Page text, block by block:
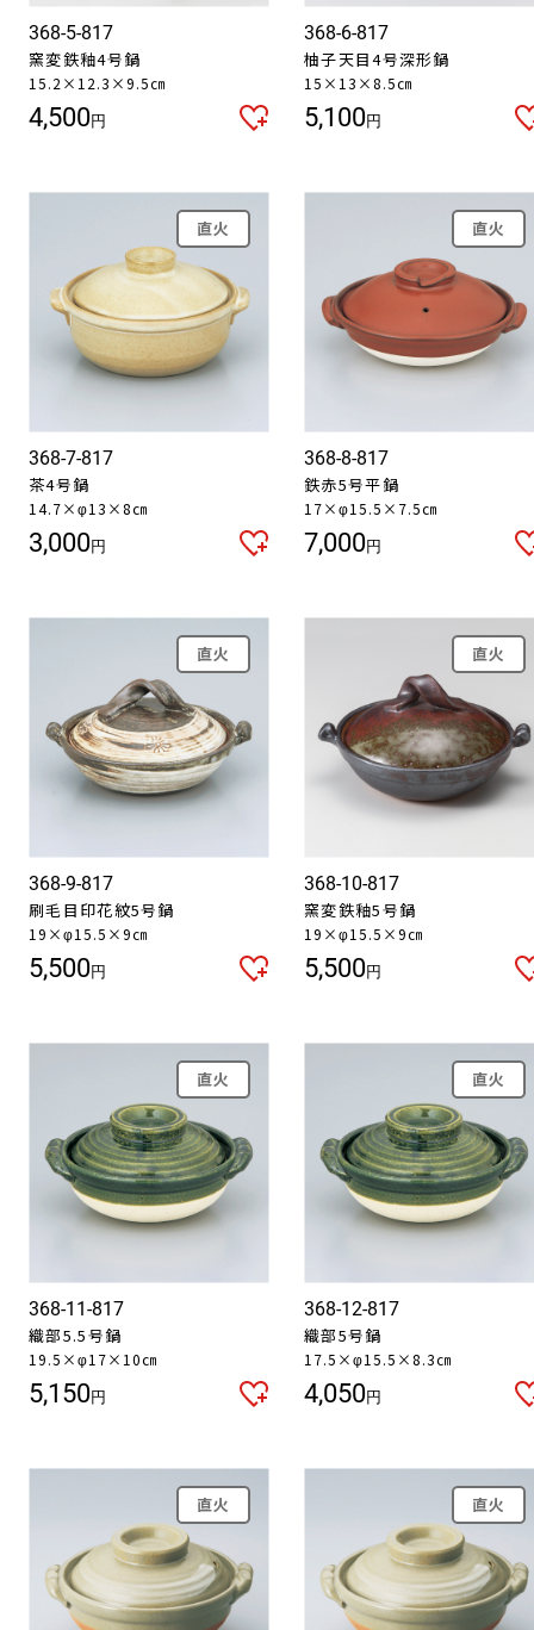
368-5-817
窯変鉄釉4号鍋
15.2×12.3×9.5㎝
4,500円
368-6-817
柚子天目4号深形鍋
15×13×8.5㎝
5,100円
直火
368-7-817
茶4号鍋
14.7×φ13×8㎝
3,000円
直火
368-8-817
鉄赤5号平鍋
17×φ15.5×7.5㎝
7,000円
直火
368-9-817
刷毛目印花紋5号鍋
19×φ15.5×9㎝
5,500円
直火
368-10-817
窯変鉄釉5号鍋
19×φ15.5×9㎝
5,500円
直火
368-11-817
織部5.5号鍋
19.5×φ17×10㎝
5,150円
直火
368-12-817
織部5号鍋
17.5×φ15.5×8.3㎝
4,050円
直火 直火